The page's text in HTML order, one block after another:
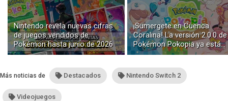
Nintendo revela nuevas cifras
de juegos vendidos de
Pokémon hasta junio de 2026
¡Sumergete en Cuenca
Coralina! La versión 2.0.0 de
Pokémon Pokopia ya está
disponible con buceo y
Más noticias de Destacados Nintendo Switch 2
Videojuegos